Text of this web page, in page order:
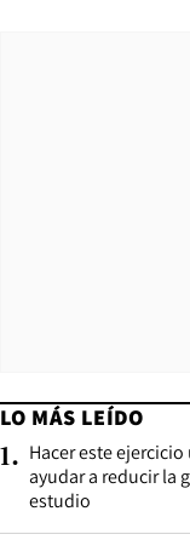
LO MÁS LEÍDO
1. Hacer este
ayudar a reducir la
estudio